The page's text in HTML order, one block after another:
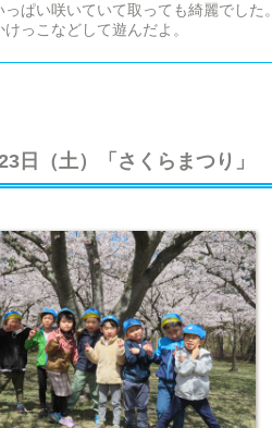
っぱい咲いていて取っても綺麗でした。
っこなどして遊んだよ。
日（土）「さくらまつり」